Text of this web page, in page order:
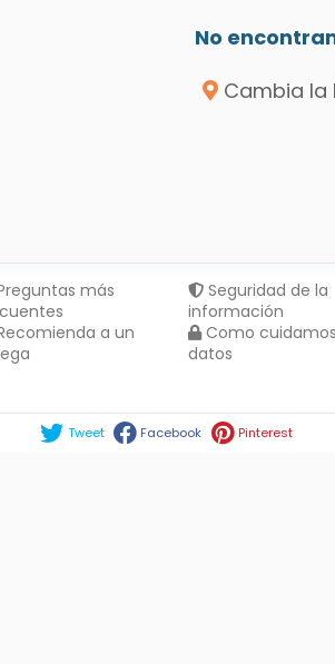
No
Cambia la
más
a un
Seguridad de la
información
Como
datos
Tweet Facebook Pinterest